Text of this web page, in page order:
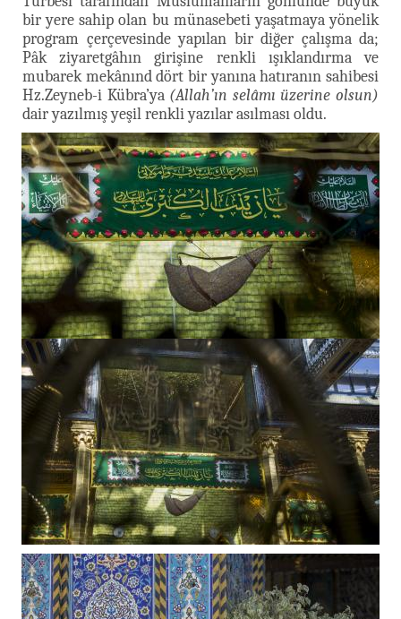
bir yere sahip olan bu münasebeti yaşatmaya yönelik
program çerçevesinde yapılan bir diğer çalışma da;
Pâk ziyaretgâhın girişine renkli ışıklandırma ve
mubarek mekânınd dört bir yanına hatıranın sahibesi
Hz.Zeyneb-i Kübra’ya (Allah’ın selâmı üzerine olsun)
dair yazılmış yeşil renkli yazılar asılması oldu.